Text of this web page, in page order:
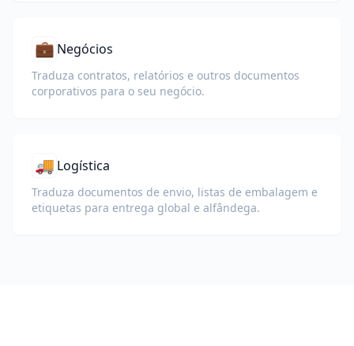
💼 Negócios
Traduza contratos, relatórios e outros documentos
corporativos para o seu negócio.
🚚 Logística
Traduza documentos de envio, listas de embalagem e
etiquetas para entrega global e alfândega.